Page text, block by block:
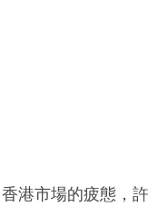
港市場的疲態，